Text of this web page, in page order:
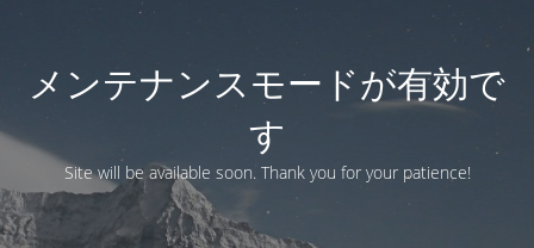
メンテナンスモードが有効で
す
Site will be available soon. Thank you for your patience!